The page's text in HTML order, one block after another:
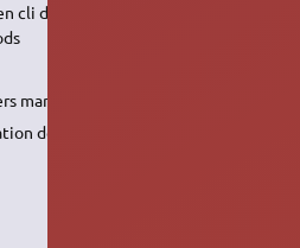
cli depuis/vers les formats open
markdown en CLI
de fichier au format netcdf